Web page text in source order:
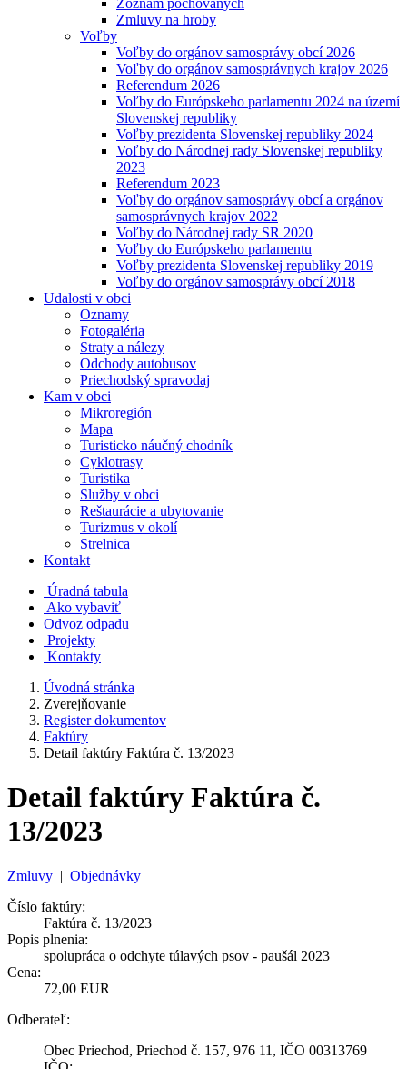
Zoznam pochovaných
Zmluvy na hroby
Voľby
Voľby do orgánov samosprávy obcí 2026
Voľby do orgánov samosprávnych krajov 2026
Referendum 2026
Voľby do Európskeho parlamentu 2024 na území
Slovenskej republiky
Voľby prezidenta Slovenskej republiky 2024
Voľby do Národnej rady Slovenskej republiky
2023
Referendum 2023
Voľby do orgánov samosprávy obcí a orgánov
samosprávnych krajov 2022
Voľby do Národnej rady SR 2020
Voľby do Európskeho parlamentu
Voľby prezidenta Slovenskej republiky 2019
Voľby do orgánov samosprávy obcí 2018
Udalosti v obci
Oznamy
Fotogaléria
Straty a nálezy
Odchody autobusov
Priechodský spravodaj
Kam v obci
Mikroregión
Mapa
Turisticko náučný chodník
Cyklotrasy
Turistika
Služby v obci
Reštaurácie a ubytovanie
Turizmus v okolí
Strelnica
Kontakt
Úradná tabula
Ako vybaviť
Odvoz odpadu
Projekty
Kontakty
Úvodná stránka
Zverejňovanie
Register dokumentov
Faktúry
Detail faktúry Faktúra č. 13/2023
Detail faktúry Faktúra č.
13/2023
Zmluvy | Objednávky
Číslo faktúry:
Faktúra č. 13/2023
Popis plnenia:
spolupráca o odchyte túlavých psov - paušál 2023
Cena:
72,00 EUR
Odberateľ:
Obec Priechod, Priechod č. 157, 976 11, IČO 00313769